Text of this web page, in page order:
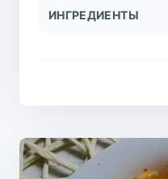
ИНГРЕДИЕНТЫ